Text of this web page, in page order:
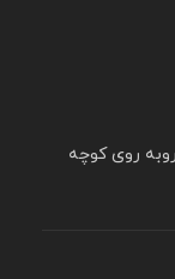
روی کوچه